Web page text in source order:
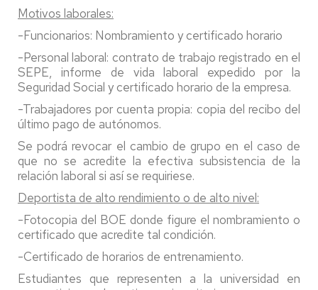
Motivos laborales:
-Funcionarios: Nombramiento y certificado horario
-Personal laboral: contrato de trabajo registrado en el
SEPE, informe de vida laboral expedido por la
Seguridad Social y certificado horario de la empresa.
-Trabajadores por cuenta propia: copia del recibo del
último pago de autónomos.
Se podrá revocar el cambio de grupo en el caso de
que no se acredite la efectiva subsistencia de la
relación laboral si así se requiriese.
Deportista de alto rendimiento o de alto nivel:
-Fotocopia del BOE donde figure el nombramiento o
certificado que acredite tal condición.
-Certificado de horarios de entrenamiento.
Estudiantes que representen a la universidad en